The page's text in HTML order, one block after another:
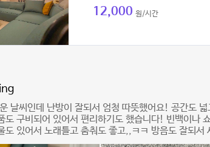
12,000 원/시간
날씨인데 난방이 잘되서 엄청 따뜻했어요! 공간도
도 구비되어 있어서 편리하기도 했습니다! 빈백이나
도 있어서 노래틀고 춤춰도 좋고,,ㅋㅋ 방음도 잘되서